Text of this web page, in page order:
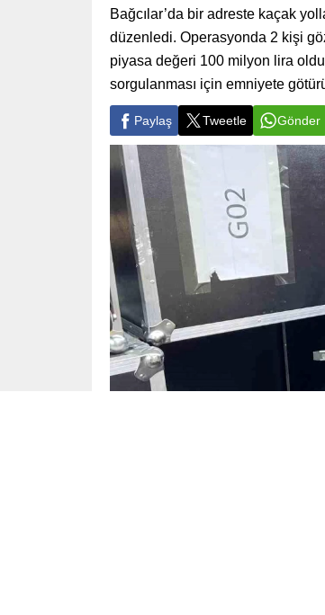
Bağcılar’da bir adreste kaçak
düzenledi. Operasyonda 2 kişi
piyasa değeri 100 milyon lira
sorgulanması için emniyete
Paylaş Tweetle Gönder